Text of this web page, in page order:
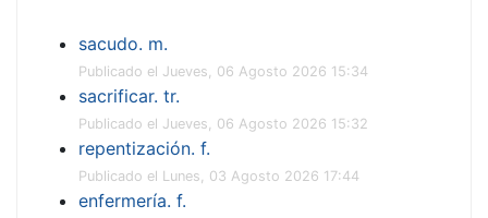
sacudo. m.
Publicado el Jueves, 06 Agosto 2026 15:34
sacrificar. tr.
Publicado el Jueves, 06 Agosto 2026 15:32
repentización. f.
Publicado el Lunes, 03 Agosto 2026 17:44
enfermería. f.